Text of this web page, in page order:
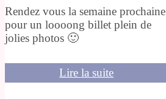
Rendez vous la semaine prochaine
pour un loooong billet plein de
jolies photos 🙂
Lire la suite